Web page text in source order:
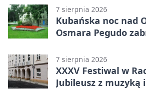
7 sierpnia 2026
Kubańska noc nad
Osmara Pegudo
7 sierpnia 2026
XXXV Festiwal w
Jubileusz z muzyką